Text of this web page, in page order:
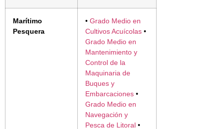
Marítimo
Pesquera
• Grado Medio en
Cultivos Acuícolas •
Grado Medio en
Mantenimiento y
Control de la
Maquinaria de
Buques y
Embarcaciones •
Grado Medio en
Navegación y
Pesca de Litoral •